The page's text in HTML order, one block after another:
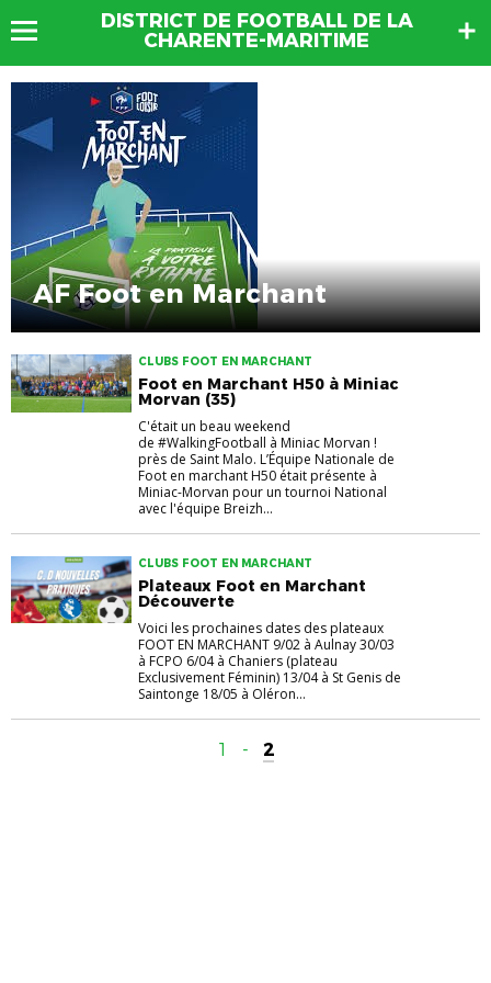
DISTRICT DE FOOTBALL DE LA
CHARENTE-MARITIME
AF Foot en Marchant
CLUBS FOOT EN MARCHANT
Foot en Marchant H50 à Miniac
Morvan (35)
C'était un beau weekend
de #WalkingFootball à Miniac Morvan !
près de Saint Malo. L’Équipe Nationale de
Foot en marchant H50 était présente à
Miniac-Morvan pour un tournoi National
avec l'équipe Breizh...
CLUBS FOOT EN MARCHANT
Plateaux Foot en Marchant
Découverte
Voici les prochaines dates des plateaux
FOOT EN MARCHANT 9/02 à Aulnay 30/03
à FCPO 6/04 à Chaniers (plateau
Exclusivement Féminin) 13/04 à St Genis de
Saintonge 18/05 à Oléron...
1 - 2